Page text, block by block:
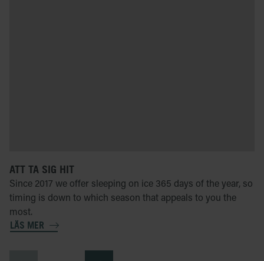
ATT TA SIG HIT
Since 2017 we offer sleeping on ice 365 days of the year, so
timing is down to which season that appeals to you the
most.
LÄS MER